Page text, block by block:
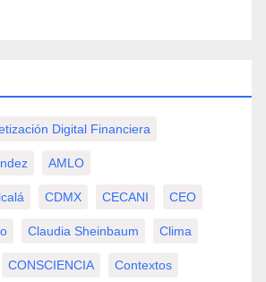
Digital Financiera
AMLO
CDMX CECANI CEO
Claudia Sheinbaum Clima
CONSCIENCIA Contextos